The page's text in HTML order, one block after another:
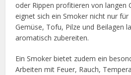
oder Rippen profitieren von langen
eignet sich ein Smoker nicht nur für
Gemüse, Tofu, Pilze und Beilagen
aromatisch zubereiten.
Ein Smoker bietet zudem ein
Arbeiten mit Feuer, Rauch,